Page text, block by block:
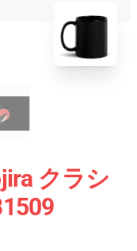
クラシ